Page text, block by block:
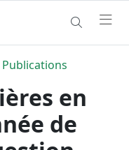
Publications
en
de